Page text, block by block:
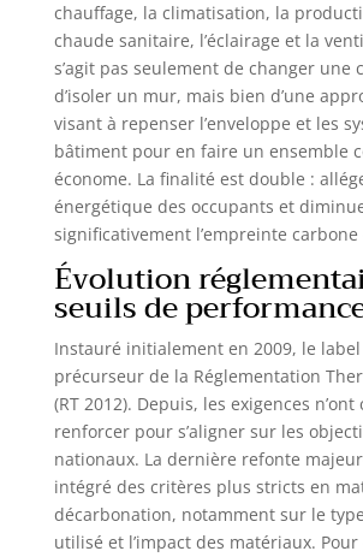
chauffage, la climatisation, la
chaude sanitaire, l’éclairage et la
s’agit pas seulement de changer une
d’isoler un mur, mais bien d’une
visant à repenser l’enveloppe et les
bâtiment pour en faire un ensemble
économe. La finalité est double :
énergétique des occupants et
significativement l’empreinte carbone
Évolution
seuils de
Instauré initialement en 2009, le label
précurseur de la Réglementation
(RT 2012). Depuis, les exigences n’ont
renforcer pour s’aligner sur les
nationaux. La dernière refonte
intégré des critères plus stricts en
décarbonation, notamment sur le
utilisé et l’impact des matériaux.